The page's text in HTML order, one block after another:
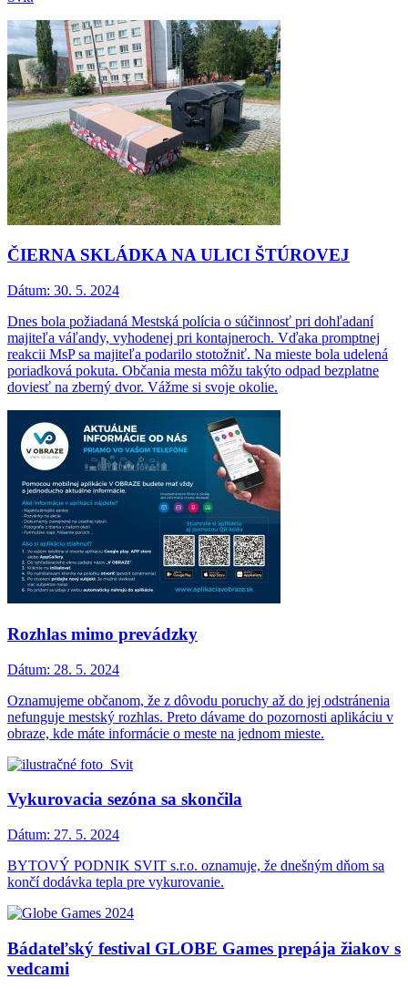
ČIERNA SKLÁDKA NA ULICI ŠTÚROVEJ
Dátum: 30. 5. 2024
Dnes bola požiadaná Mestská polícia o súčinnosť pri dohľadaní
majiteľa váľandy, vyhodenej pri kontajneroch. Vďaka promptnej
reakcii MsP sa majiteľa podarilo stotožniť. Na mieste bola udelená
poriadková pokuta. Občania mesta môžu takýto odpad bezplatne
doviesť na zberný dvor. Vážme si svoje okolie.
Rozhlas mimo prevádzky
Dátum: 28. 5. 2024
Oznamujeme občanom, že z dôvodu poruchy až do jej odstránenia
nefunguje mestský rozhlas. Preto dávame do pozornosti aplikáciu v
obraze, kde máte informácie o meste na jednom mieste.
Vykurovacia sezóna sa skončila
Dátum: 27. 5. 2024
BYTOVÝ PODNIK SVIT s.r.o. oznamuje, že dnešným dňom sa
končí dodávka tepla pre vykurovanie.
Bádateľský festival GLOBE Games prepája žiakov s
vedcami